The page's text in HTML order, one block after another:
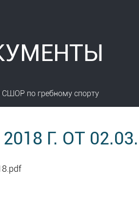
по гребному спорту
Г. ОТ